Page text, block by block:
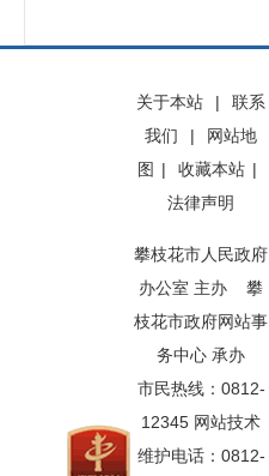
关于本站 |
联系
我们
|
网站地
图 | 收藏本站 |
法律声明
攀枝花市人民政府
办公室 主办 攀
枝花市政府网站事
务中心 承办
市民热线：0812-
12345 网站技术
维护电话：0812-